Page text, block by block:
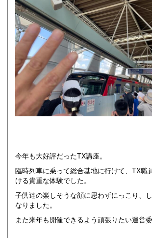
今年も大好評だったTX講座。
臨時列車に乗って総合基地に行けて、TX職
ける貴重な体験でした。
子供達の楽しそうな顔に思わずにっこり、
なりました。
また来年も開催できるよう頑張りたい運営委